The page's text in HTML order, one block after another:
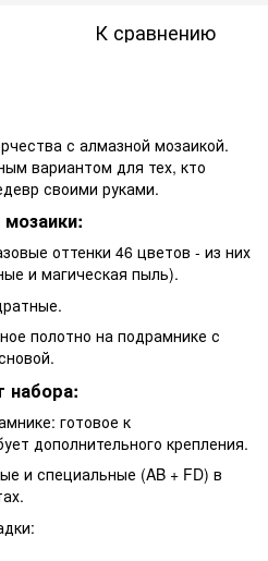
К сравнению
с алмазной мозаикой.
вариантом для тех, кто
своими руками.
оттенки 46 цветов - из них
и магическая пыль).
полотно на подрамнике с
набора:
готовое к
дополнительного крепления.
и специальные (AB + FD) в